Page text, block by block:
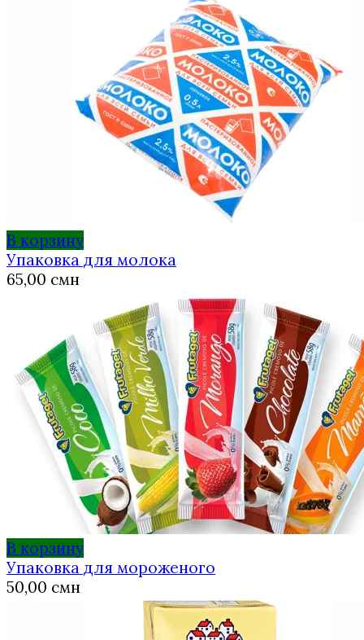
В корзину
Упаковка для молока
65,00 смн
В корзину
Упаковка для мороженого
50,00 смн